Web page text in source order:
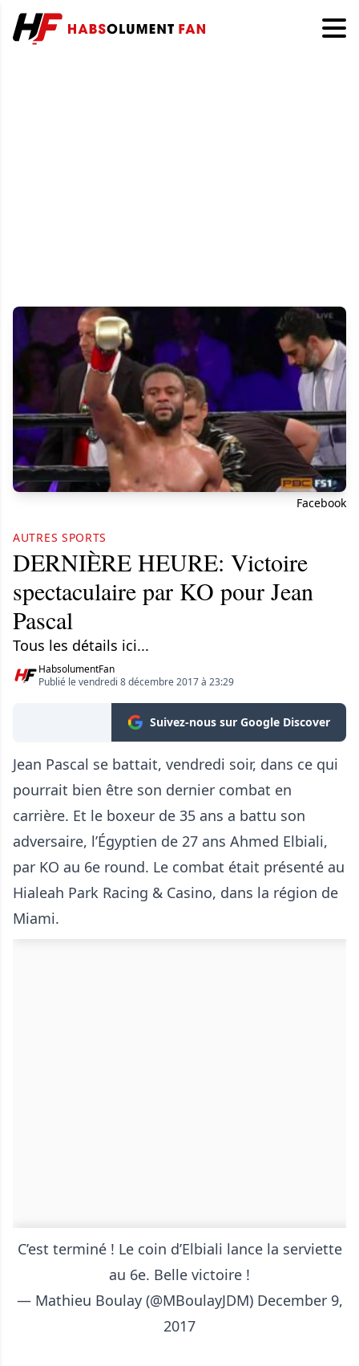
Facebook
AUTRES SPORTS
DERNIÈRE HEURE: Victoire
spectaculaire par KO pour Jean
Pascal
Tous les détails ici...
HabsolumentFan
Publié le vendredi 8 décembre 2017 à 23:29
Suivez-nous sur Google Discover
Jean Pascal se battait, vendredi soir, dans ce qui
pourrait bien être son dernier combat en
carrière. Et le boxeur de 35 ans a battu son
adversaire, l’Égyptien de 27 ans Ahmed Elbiali,
par KO au 6e round. Le combat était présenté au
Hialeah Park Racing & Casino, dans la région de
Miami.
C’est terminé ! Le coin d’Elbiali lance la serviette
au 6e. Belle victoire !
— Mathieu Boulay (@MBoulayJDM) December 9,
2017